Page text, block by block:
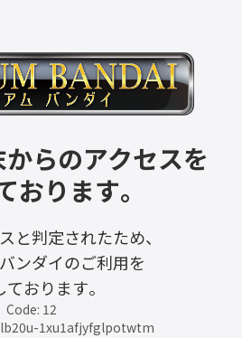
らのアクセスを
おります。
と判定されたため、
ンダイのご利用を
おります。
Code: 12
1xu1afjyfglpotwtm